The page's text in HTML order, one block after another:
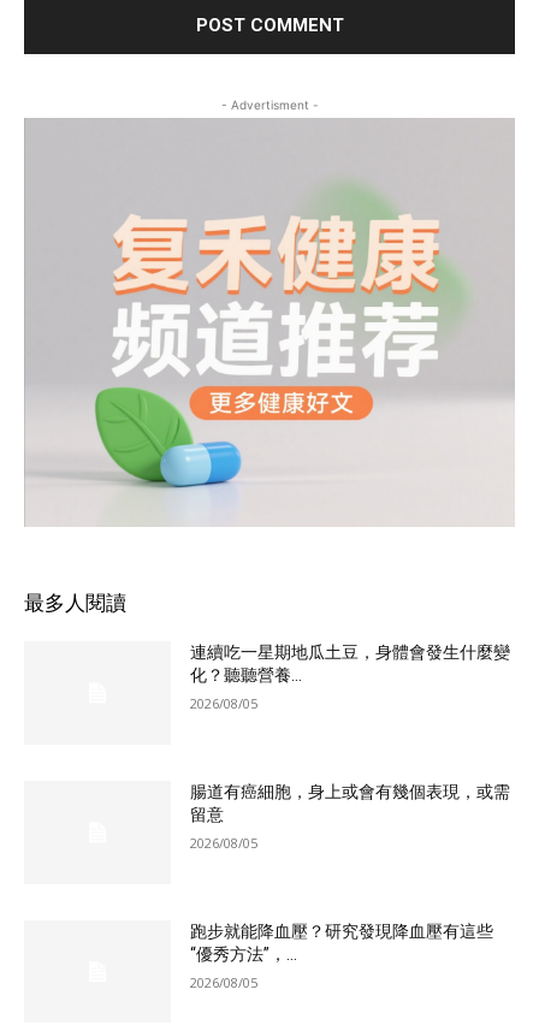
- Advertisment -
最多人閱讀
連續吃一星期地瓜土豆，身體會發生什麼變
化？聽聽營養...
2026/08/05
腸道有癌細胞，身上或會有幾個表現，或需
留意
2026/08/05
跑步就能降血壓？研究發現降血壓有這些
“優秀方法”，...
2026/08/05